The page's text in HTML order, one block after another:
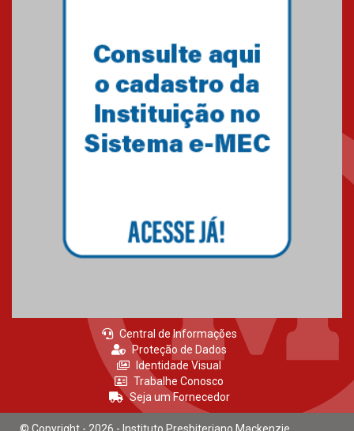
Primeiro culto do ano ressalta o
27.02.2026
Central de Informações
Proteção de Dados
Identidade Visual
Trabalhe Conosco
Seja um Fornecedor